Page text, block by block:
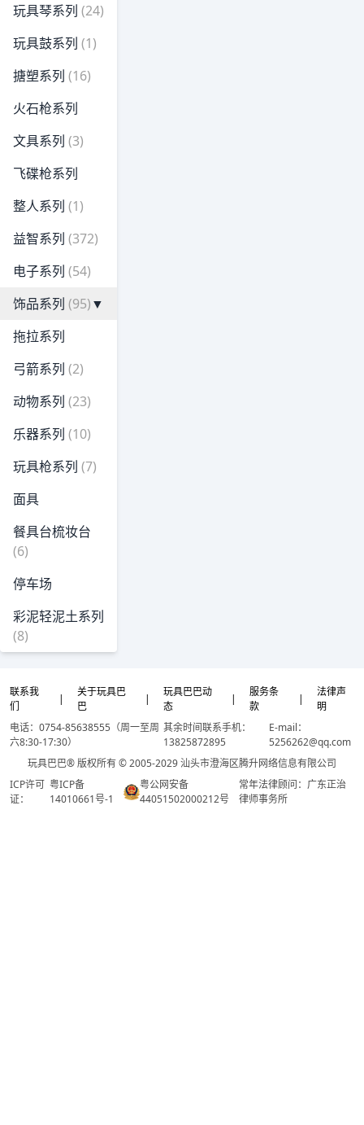
玩具琴系列 (24)
玩具鼓系列 (1)
搪塑系列 (16)
火石枪系列
文具系列 (3)
飞碟枪系列
整人系列 (1)
益智系列 (372)
电子系列 (54)
饰品系列 (95)▼
拖拉系列
弓箭系列 (2)
动物系列 (23)
乐器系列 (10)
玩具枪系列 (7)
面具
餐具台梳妆台
(6)
停车场
彩泥轻泥土系列
(8)
联系我
们
|
关于玩具巴
巴
|
玩具巴巴动
态
|
服务条
款
|
法律声
明
电话：0754-85638555（周一至周
六8:30-17:30）
其余时间联系手机：
13825872895
E-mail：
5256262@qq.com
玩具巴巴® 版权所有 © 2005-2029 汕头市澄海区腾升网络信息有限公司
ICP许可
证：
粤ICP备
14010661号-1
粤公网安备
44051502000212号
常年法律顾问：广东正治
律师事务所